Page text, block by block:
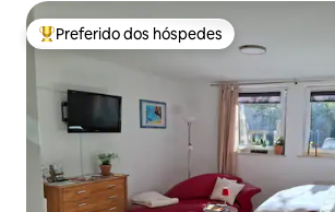
Entre os melhores preferidos dos hóspedes
Preferido dos hóspedes